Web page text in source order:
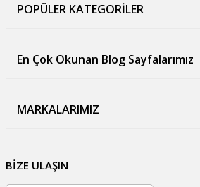
POPÜLER KATEGORİLER
En Çok Okunan Blog Sayfalarımız
MARKALARIMIZ
BİZE ULAŞIN